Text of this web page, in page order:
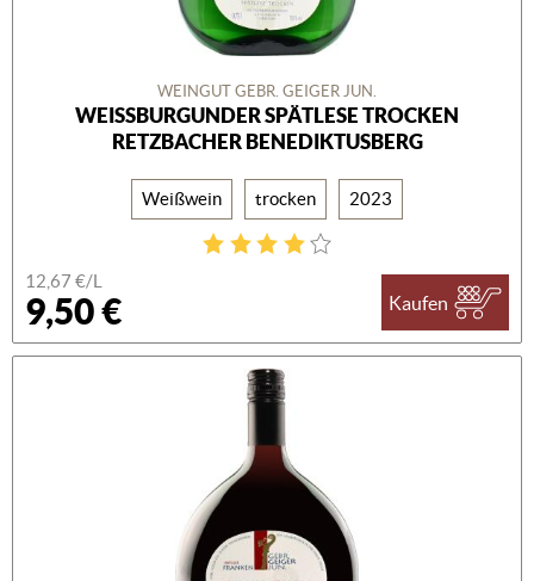
WEINGUT GEBR. GEIGER JUN.
WEISSBURGUNDER SPÄTLESE TROCKEN R
ETZBACHER BENEDIKTUSBERG
Weißwein trocken 2023
12,67 €/L
9,50 € Kaufen